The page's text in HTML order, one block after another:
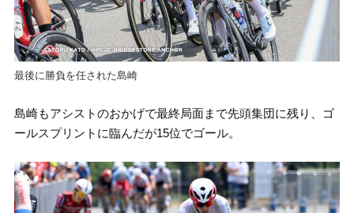
最後に勝負を任された島崎
島崎もアシストのおかげで最終局面まで先頭集団に残り、ゴ
ールスプリントに臨んだが15位でゴール。